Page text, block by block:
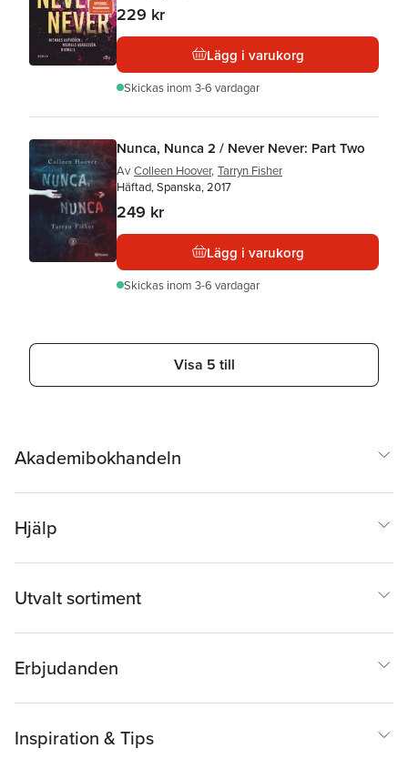
229 kr
Lägg i varukorg
Skickas inom 3-6 vardagar
Nunca, Nunca 2 / Never Never: Part Two
Av Colleen Hoover, Tarryn Fisher
Häftad, Spanska, 2017
249 kr
Lägg i varukorg
Skickas inom 3-6 vardagar
Visa 5 till
Akademibokhandeln
Hjälp
Utvalt sortiment
Erbjudanden
Inspiration & Tips